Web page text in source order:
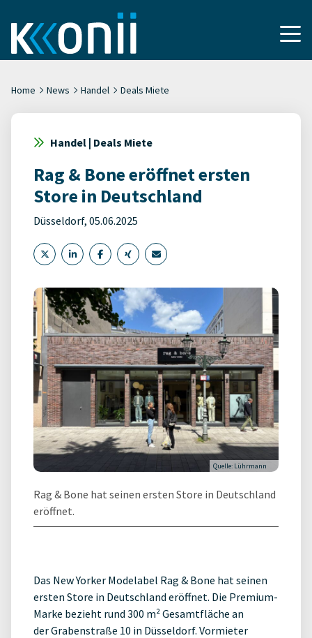
Home News Handel Deals Miete
Handel | Deals Miete
Rag & Bone eröffnet ersten
Store in Deutschland
Düsseldorf, 05.06.2025
Quelle: Lührmann
Rag & Bone hat seinen ersten Store in Deutschland
eröffnet.
Das New Yorker Modelabel Rag & Bone hat seinen
ersten Store in Deutschland eröffnet. Die Premium-
Marke bezieht rund 300 m² Gesamtfläche an
der Grabenstraße 10 in Düsseldorf. Vormieter